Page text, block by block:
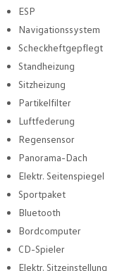
ESP
Navigationssystem
Scheckheftgepflegt
Standheizung
Sitzheizung
Partikelfilter
Luftfederung
Regensensor
Panorama-Dach
Elektr. Seitenspiegel
Sportpaket
Bluetooth
Bordcomputer
CD-Spieler
Elektr. Sitzeinstellung